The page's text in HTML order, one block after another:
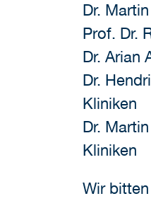
Dr.
Prof. Dr.
Dr. Arian
Dr.
Kliniken
Dr.
Kliniken
Wir